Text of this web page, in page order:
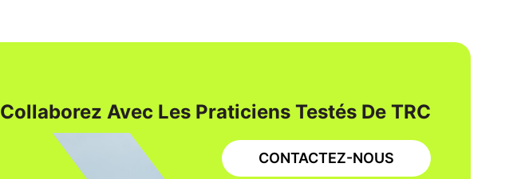
Collaborez Avec Les Praticiens Testés De TRC
CONTACTEZ-NOUS